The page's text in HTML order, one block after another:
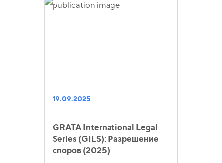
19.09.2025
GRATA International Legal
Series (GILS): Разрешение
споров (2025)